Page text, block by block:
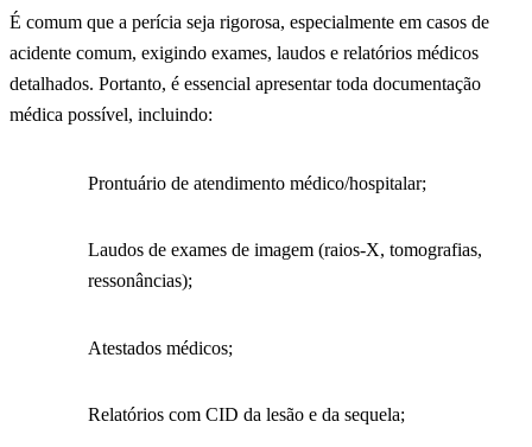
É comum que a perícia seja rigorosa, especialmente em casos de
acidente comum, exigindo exames, laudos e relatórios médicos
detalhados. Portanto, é essencial apresentar toda documentação
médica possível, incluindo:
Prontuário de atendimento médico/hospitalar;
Laudos de exames de imagem (raios-X, tomografias,
ressonâncias);
Atestados médicos;
Relatórios com CID da lesão e da sequela;